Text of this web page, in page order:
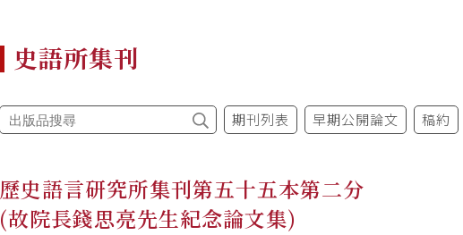
史語所集刊
期刊列表 早期公開論文 稿約
歷史語言研究所集刊第五十五本第二分
(故院長錢思亮先生紀念論文集)